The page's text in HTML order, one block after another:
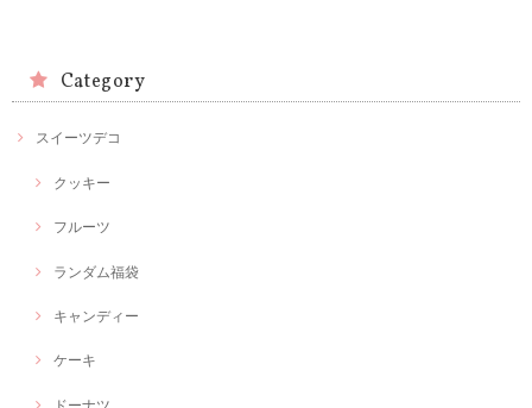
Category
スイーツデコ
クッキー
フルーツ
ランダム福袋
キャンディー
ケーキ